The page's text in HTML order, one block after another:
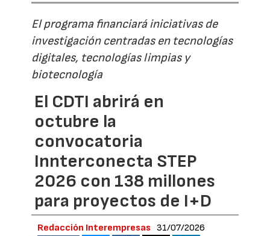
El programa financiará iniciativas de
investigación centradas en tecnologías
digitales, tecnologías limpias y
biotecnología
El CDTI abrirá en
octubre la
convocatoria
Innterconecta STEP
2026 con 138 millones
para proyectos de I+D
Redacción Interempresas 31/07/2026